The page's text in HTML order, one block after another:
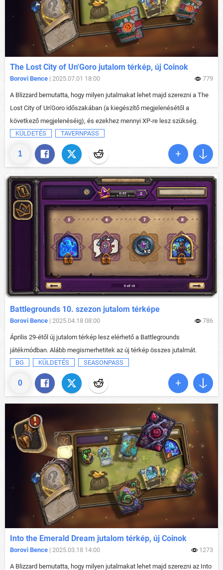
1
The Lost City of Un'Goro jutalom térkép, új Coinok
Borovi Bence | 2025.07.01 18:00 779
A Blizzard bemutatta, hogy milyen jutalmakat lehet majd szerezni a The
Lost City of Un'Goro időszakában (a kiegészítő megjelenésétől a
következő megjelenéséig), és ezekhez mennyi XP-re lesz szükség.
KÜLDETÉS
TAVERNPASS
0
Battlegrounds 10. szezon jutalom térképe
Borovi Bence | 2025.04.18 08:00 786
Április 29-étől új jutalom térkép lesz elérhető a Battlegrounds
játékmódban. Alább megismerhetitek az új térkép összes jutalmát.
BG
KÜLDETÉS SEASONPASS
Into the Emerald Dream jutalom térkép, új Coinok
Borovi Bence | 2025.03.18 14:00 1273
A Blizzard bemutatta, hogy milyen jutalmakat lehet majd szerezni az Into